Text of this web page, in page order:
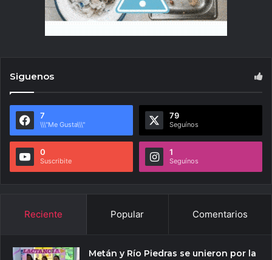
Siguenos
7
\\\"Me Gusta\\\"
79
Seguínos
0
Suscribite
1
Seguínos
Reciente Popular Comentarios
Metán y Río Piedras se unieron por la